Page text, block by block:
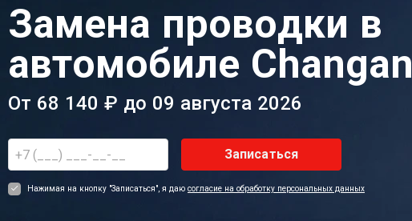
Замена проводки в
автомобиле Changan
От 68 140 ₽ до 09 августа 2026
Записаться
Нажимая на кнопку "Записаться", я даю согласие на обработку персональных данных